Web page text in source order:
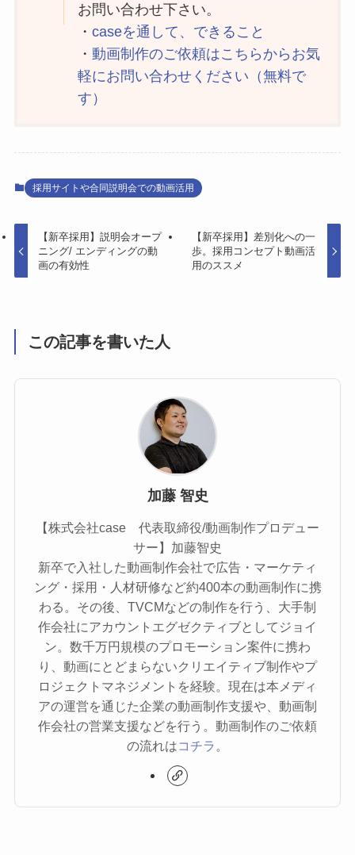
お問い合わせ下さい。
・caseを通して、できること
・動画制作のご依頼はこちらからお気
軽にお問い合わせください（無料で
す）
採用サイトや合同説明会での動画活用
【新卒採用】説明会オープ
ニング/ エンディングの動
画の有効性
【新卒採用】差別化への一
歩。採用コンセプト動画活
用のススメ
この記事を書いた人
加藤 智史
【株式会社case 代表取締役/動画制作プロデュー
サー】加藤智史
新卒で入社した動画制作会社で広告・マーケティ
ング・採用・人材研修など約400本の動画制作に携
わる。その後、TVCMなどの制作を行う、大手制
作会社にアカウントエグゼクティブとしてジョイ
ン。数千万円規模のプロモーション案件に携わ
り、動画にとどまらないクリエイティブ制作やプ
ロジェクトマネジメントを経験。現在は本メディ
アの運営を通じた企業の動画制作支援や、動画制
作会社の営業支援などを行う。動画制作のご依頼
の流れはコチラ